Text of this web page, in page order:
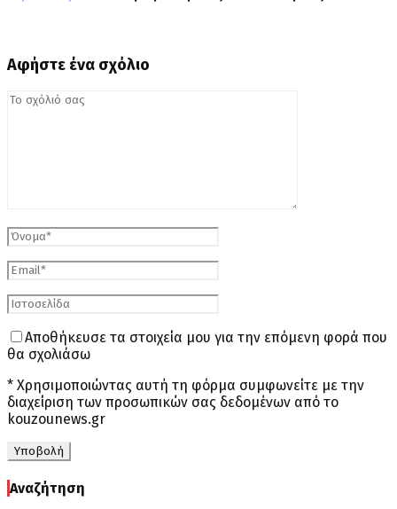
Αφήστε ένα σχόλιο
Αποθήκευσε τα στοιχεία μου για την επόμενη φορά που
θα σχολιάσω
* Χρησιμοποιώντας αυτή τη φόρμα συμφωνείτε με την
διαχείριση των προσωπικών σας δεδομένων από το
kouzounews.gr
Αναζήτηση